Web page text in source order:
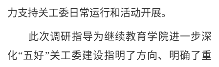
力支持关工委日常运行和活动开展。
此次调研指导为继续教育学院进一步深
化“五好”关工委建设指明了方向、明确了重